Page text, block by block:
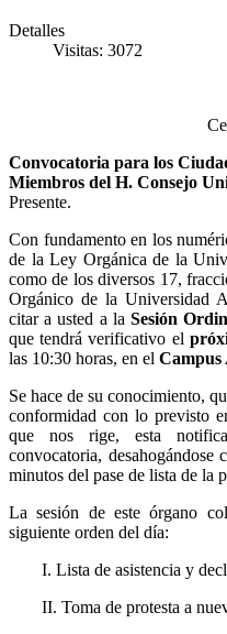
Detalles
Visitas: 3072
Convocatoria para los
Miembros del H. Consejo
Presente.
Con fundamento en los
de la Ley Orgánica de la
como de los diversos 17,
Orgánico de la Universidad
citar a usted a la Sesión
que tendrá verificativo el
las 10:30 horas, en el Campus
Se hace de su conocimiento,
conformidad con lo previsto
que nos rige, esta
convocatoria, desahogándose
minutos del pase de lista de la
La sesión de este órgano
siguiente orden del día:
I. Lista de asistencia y
II. Toma de protesta a